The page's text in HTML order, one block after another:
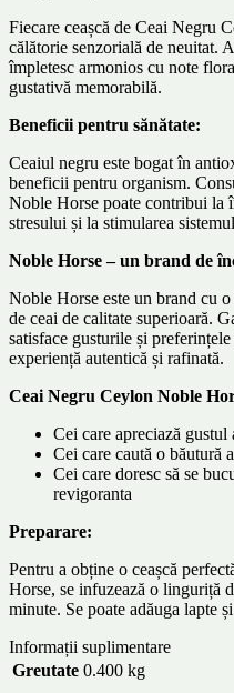
Fiecare ceașcă de Ceai Negru
călătorie senzorială de neuitat.
împletesc armonios cu note
gustativă memorabilă.
Beneficii pentru sănătate:
Ceaiul negru este bogat în
beneficii pentru organism.
Noble Horse poate contribui la
stresului și la stimularea
Noble Horse – un brand de
Noble Horse este un brand cu
de ceai de calitate superioară.
satisface gusturile și
experiență autentică și rafinată.
Ceai Negru Ceylon Noble
Cei care apreciază
Cei care caută o băutură
Cei care doresc să se
revigoranta
Preparare:
Pentru a obține o ceașcă
Horse, se infuzează o linguriță
minute. Se poate adăuga lapte
Informații suplimentare
Greutate 0.400 kg